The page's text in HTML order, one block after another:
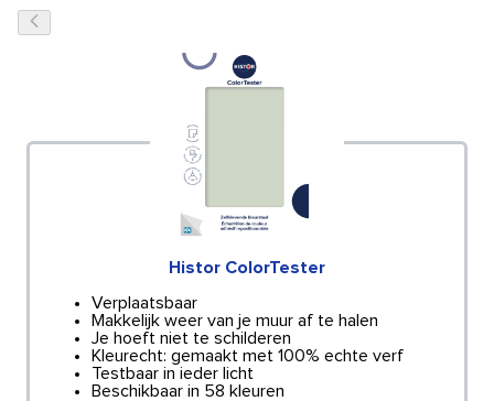
Histor ColorTester
Verplaatsbaar
Makkelijk weer van je muur af te halen
Je hoeft niet te schilderen
Kleurecht: gemaakt met 100% echte verf
Testbaar in ieder licht
Beschikbaar in 58 kleuren